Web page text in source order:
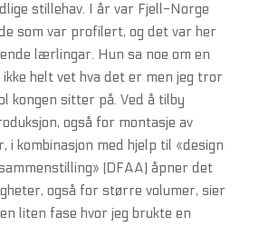
stillehav. I år var Fjell-Norge
som var profilert, og det var her
lærlingar. Hun sa noe om en
helt vet hva det er men jeg tror
kongen sitter på. Ved å tilby
også for montasje av
i kombinasjon med hjelp til «design
(DFAA) åpner det
også for større volumer, sier
liten fase hvor jeg brukte en